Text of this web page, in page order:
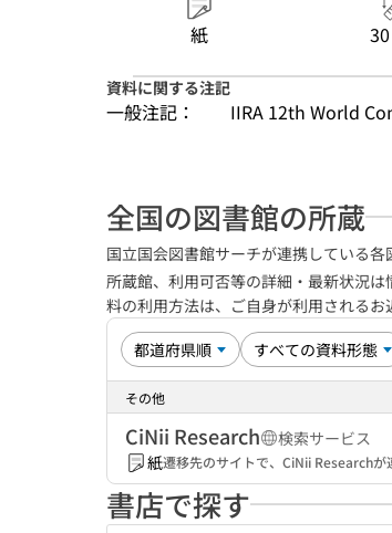
紙
資料に関する注記
一般注記： IIRA 12th World
全国の図書館の所蔵
国立国会図書館サーチが連携している各
所蔵館、利用可否等の詳細・最新状況
料の利用方法は、ご自身が利用される
その他
CiNii Research
検索サービス
紙遷移先のサイトで、CiNii Researchが
書店で探す